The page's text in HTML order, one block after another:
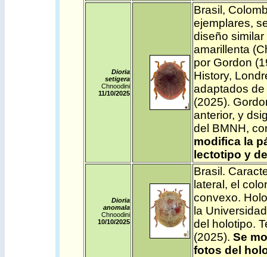
Dioria
setigera
Chnoodini
11/10/2025
Brasil ,
ejemplares,
diseño
amarillenta
por Gordon
History,
adaptados
(2025).
anterior, y
del BMNH,
modifica la
lectotipo y
Dioria
anomala
Chnoodini
10/10/2025
Brasil .
lateral, el
convexo.
la
del holotipo.
(2025). Se
fotos del